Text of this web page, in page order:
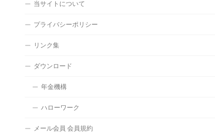
当サイトについて
プライバシーポリシー
リンク集
ダウンロード
年金機構
ハローワーク
メール会員 会員規約